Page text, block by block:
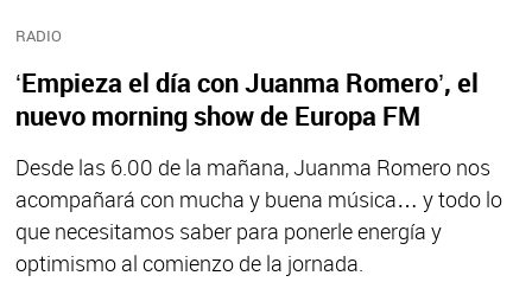
RADIO
‘Empieza el día con Juanma Romero’, el
nuevo morning show de Europa FM
Desde las 6.00 de la mañana, Juanma Romero nos
acompañará con mucha y buena música… y todo lo
que necesitamos saber para ponerle energía y
optimismo al comienzo de la jornada.